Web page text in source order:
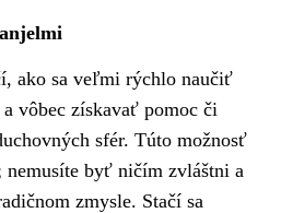
ako sa veľmi rýchlo naučiť
vôbec získavať pomoc či
sfér. Túto možnosť
nemusíte byť ničím zvláštni a
zmysle. Stačí sa